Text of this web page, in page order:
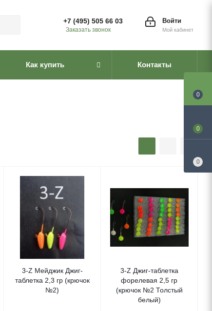
Войти
Мой кабинет
+7 (495) 505 66 03
Заказать звонок
Как купить Контакты
3-Z Мейджик Джиг-
таблетка 2,3 гр (крючок
№2)
3-Z Джиг-таблетка
форелевая 2,5 гр
(крючок №2 Толстый
белый)
0
0
0